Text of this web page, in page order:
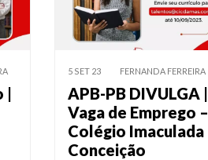
|
5 SET 23 FERNANDA FERREIRA
APB-PB DIVULGA |
Vaga de Emprego –
Colégio Imaculada
Conceição